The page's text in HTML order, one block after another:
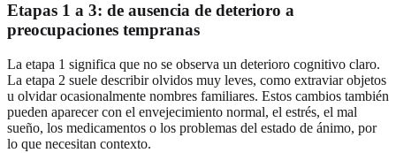
Etapas 1 a 3: de ausencia de deterioro a
preocupaciones tempranas
La etapa 1 significa que no se observa un deterioro cognitivo claro.
La etapa 2 suele describir olvidos muy leves, como extraviar objetos
u olvidar ocasionalmente nombres familiares. Estos cambios también
pueden aparecer con el envejecimiento normal, el estrés, el mal
sueño, los medicamentos o los problemas del estado de ánimo, por
lo que necesitan contexto.